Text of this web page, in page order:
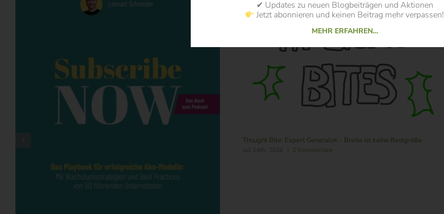
Thought Bite: Expert Generalist – Breite ist keine Restgröße
Juli 14th, 2026 0 Kommentare
✔ Updates zu neuen Blogbeiträgen und Aktionen
Jetzt abonnieren und keinen Beitrag mehr verpassen!
MEHR ERFAHREN…